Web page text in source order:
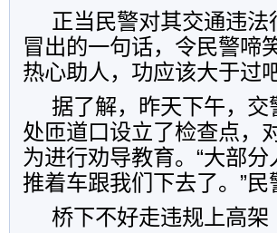
正当民警对其交通违
冒出的一句话，令民警啼
热心助人，功应该大于过
据了解，昨天下午，
处匝道口设立了检查点，
为进行劝导教育。“大部
推着车跟我们下去了。”民
桥下不好走违规上高架